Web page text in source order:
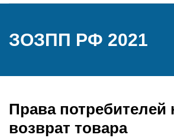
ЗОЗПП РФ 2021
Права потребителей
возврат товара